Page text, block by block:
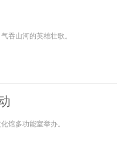
吞山河的英雄壮歌。
馆多功能室举办。